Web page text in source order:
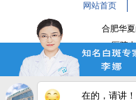
网站首页
合肥华
医院
医院地址：合
注：本网站信息仅供
药物或进行治疗时请遵
在的，请讲！